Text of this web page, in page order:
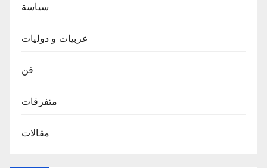
سياسة
عربيات و دوليات
فن
متفرقات
مقالات